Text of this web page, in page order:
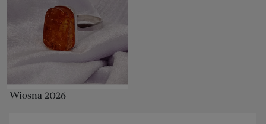
Wiosna 2026